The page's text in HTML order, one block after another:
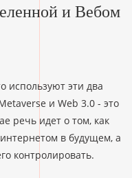
и Вебом
используют эти два
и Web 3.0 - это
речь идет о том, как
в будущем, а
контролировать.